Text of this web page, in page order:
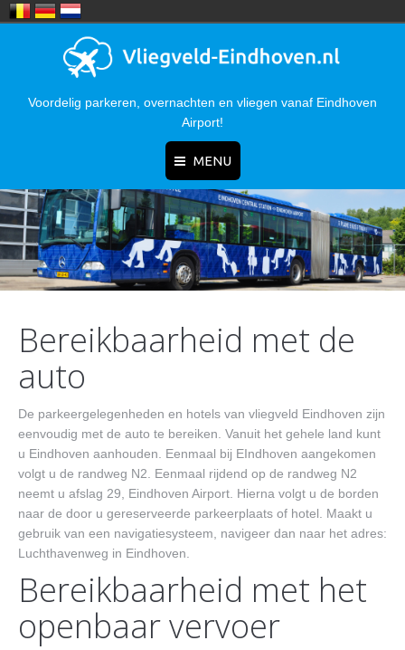
Voordelig parkeren, overnachten en vliegen vanaf Eindhoven
Airport!
MENU
Home
Nieuws
Parkeren
Hotels
Contact
Bereikbaarheid met de
auto
De parkeergelegenheden en hotels van vliegveld Eindhoven zijn
eenvoudig met de auto te bereiken. Vanuit het gehele land kunt
u Eindhoven aanhouden. Eenmaal bij EIndhoven aangekomen
volgt u de randweg N2. Eenmaal rijdend op de randweg N2
neemt u afslag 29, Eindhoven Airport. Hierna volgt u de borden
naar de door u gereserveerde parkeerplaats of hotel. Maakt u
gebruik van een navigatiesysteem, navigeer dan naar het adres:
Luchthavenweg in Eindhoven.
Bereikbaarheid met het
openbaar vervoer